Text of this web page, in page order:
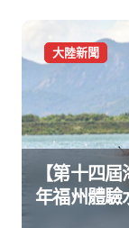
大陸新聞
【第十四
年福州體驗